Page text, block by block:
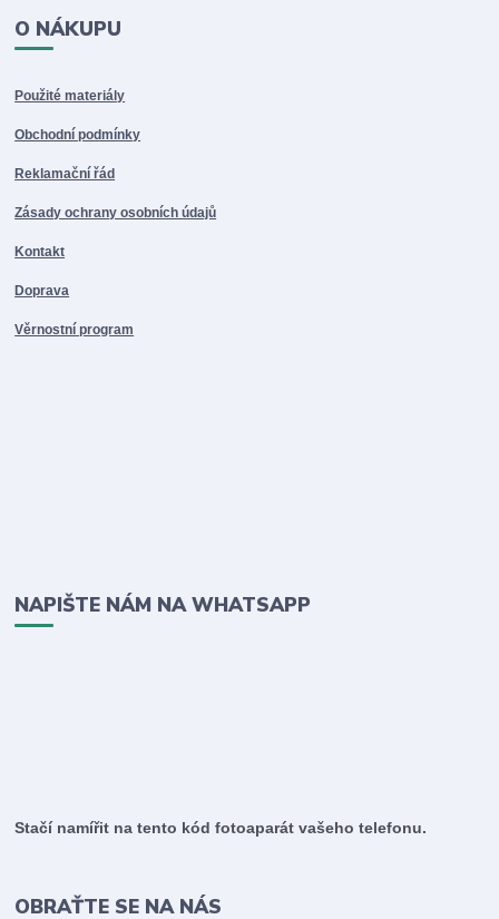
O NÁKUPU
Použité materiály
Obchodní podmínky
Reklamační řád
Zásady ochrany osobních údajů
Kontakt
Doprava
Věrnostní program
NAPIŠTE NÁM NA WHATSAPP
Stačí namířit na tento kód fotoaparát vašeho telefonu.
OBRAŤTE SE NA NÁS